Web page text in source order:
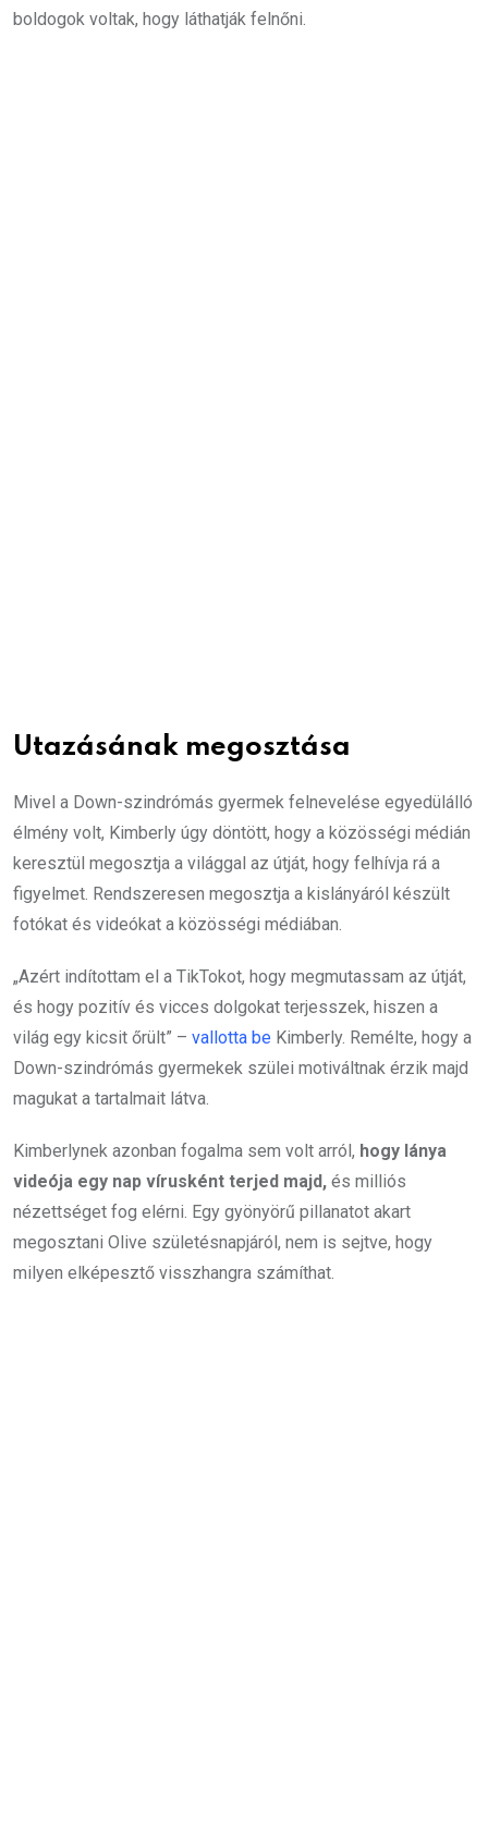
boldogok voltak, hogy láthatják felnőni.
Utazásának megosztása
Mivel a Down-szindrómás gyermek felnevelése egyedülálló
élmény volt, Kimberly úgy döntött, hogy a közösségi médián
keresztül megosztja a világgal az útját, hogy felhívja rá a
figyelmet. Rendszeresen megosztja a kislányáról készült
fotókat és videókat a közösségi médiában.
„Azért indítottam el a TikTokot, hogy megmutassam az útját,
és hogy pozitív és vicces dolgokat terjesszek, hiszen a
világ egy kicsit őrült” – vallotta be Kimberly. Remélte, hogy a
Down-szindrómás gyermekek szülei motiváltnak érzik majd
magukat a tartalmait látva.
Kimberlynek azonban fogalma sem volt arról, hogy lánya
videója egy nap vírusként terjed majd, és milliós
nézettséget fog elérni. Egy gyönyörű pillanatot akart
megosztani Olive születésnapjáról, nem is sejtve, hogy
milyen elképesztő visszhangra számíthat.